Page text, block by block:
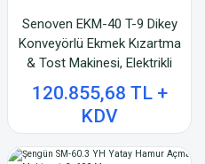
Senoven EKM-40 T-9 Dikey
Konveyörlü Ekmek Kızartma
& Tost Makinesi, Elektrikli
120.855,68 TL +
KDV